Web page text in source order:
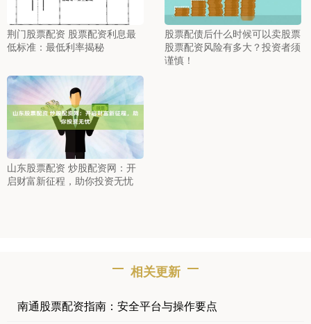
荆门股票配资 股票配资利息最
低标准：最低利率揭秘
股票配债后什么时候可以卖股票
股票配资风险有多大？投资者须
谨慎！
山东股票配资 炒股配资网：开
启财富新征程，助你投资无忧
相关更新
南通股票配资指南：安全平台与操作要点